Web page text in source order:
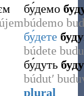
бу́демо
búdemo
бу́дете
búdete
бу́дуть
búdutʹ
plural